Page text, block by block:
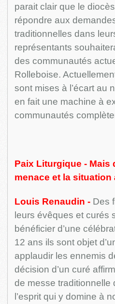
parait clair que le
répondre aux
traditionnelles dans
représentants
des communautés
Rolleboise.
sont mises à l’écart au
en fait une machine à
communautés
Paix Liturgique - Mais
menace et la situation
Louis Renaudin -Des
leurs évêques et curés
bénéficier d’une
12 ans ils sont objet
applaudir les ennemis
décision d’un curé
de messe traditionnelle
l’esprit qui y domine à